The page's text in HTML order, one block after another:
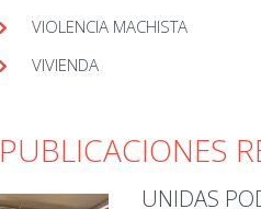
VIOLENCIA MACHISTA
VIVIENDA
PUBLICACIONES
UNIDAS